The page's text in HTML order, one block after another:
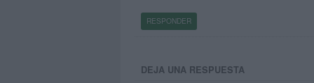
RESPONDER
DEJA UNA RESPUESTA